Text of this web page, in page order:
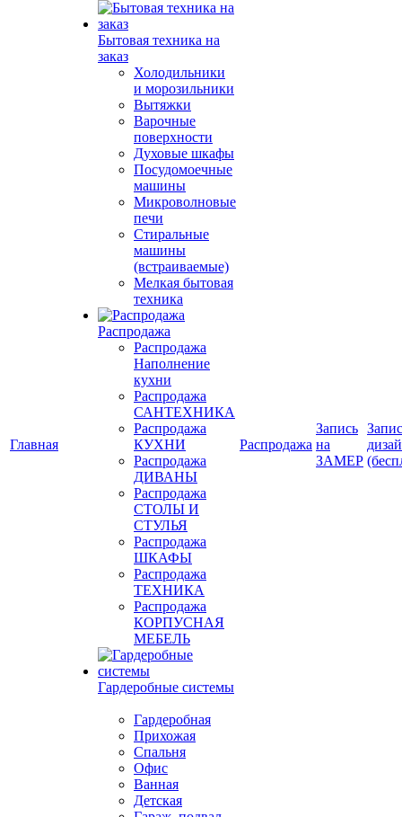
Главная
Бытовая техника на
заказ
Холодильники
и морозильники
Вытяжки
Варочные
поверхности
Духовые шкафы
Посудомоечные
машины
Микроволновые
печи
Стиральные
машины
(встраиваемые)
Мелкая бытовая
техника
Распродажа
Распродажа
Наполнение
кухни
Распродажа
САНТЕХНИКА
Распродажа
КУХНИ
Распродажа
ДИВАНЫ
Распродажа
СТОЛЫ И
СТУЛЬЯ
Распродажа
ШКАФЫ
Распродажа
ТЕХНИКА
Распродажа
КОРПУСНАЯ
МЕБЕЛЬ
Гардеробные системы
Гардеробная
Прихожая
Спальня
Офис
Ванная
Детская
Распродажа
Запись
на
ЗАМЕР